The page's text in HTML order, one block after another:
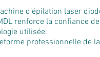
d’épilation laser
renforce la confiance
utilisée.
professionnelle de